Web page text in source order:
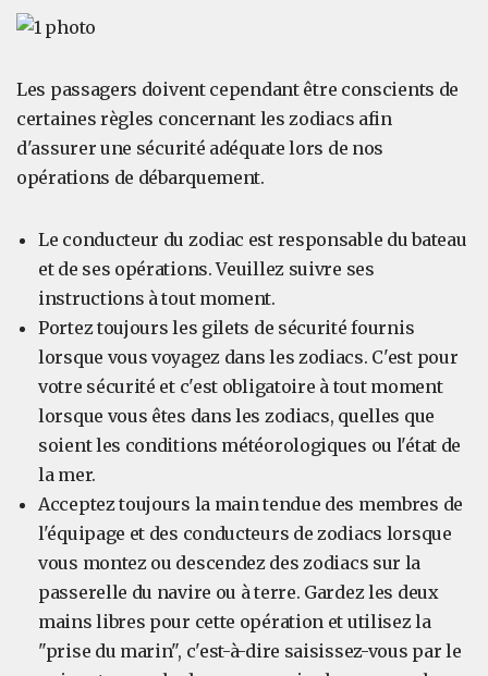
Les passagers doivent cependant être conscients de
certaines règles concernant les zodiacs afin
d'assurer une sécurité adéquate lors de nos
opérations de débarquement.
Le conducteur du zodiac est responsable du bateau
et de ses opérations. Veuillez suivre ses
instructions à tout moment.
Portez toujours les gilets de sécurité fournis
lorsque vous voyagez dans les zodiacs. C'est pour
votre sécurité et c'est obligatoire à tout moment
lorsque vous êtes dans les zodiacs, quelles que
soient les conditions météorologiques ou l'état de
la mer.
Acceptez toujours la main tendue des membres de
l'équipage et des conducteurs de zodiacs lorsque
vous montez ou descendez des zodiacs sur la
passerelle du navire ou à terre. Gardez les deux
mains libres pour cette opération et utilisez la
"prise du marin", c'est-à-dire saisissez-vous par le